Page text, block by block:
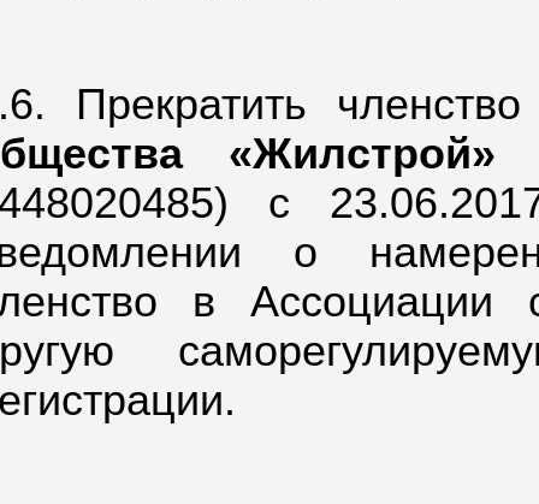
Прекратить
«Жилстрой»
с
о
в